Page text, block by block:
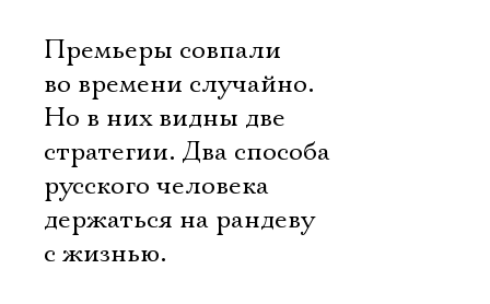
Премьеры совпали
во времени случайно.
Но в них видны две
стратегии. Два способа
русского человека
держаться на рандеву
с жизнью.